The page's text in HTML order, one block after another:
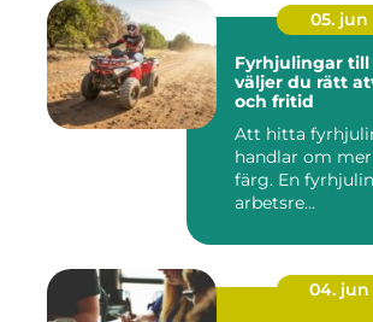
05. jun
Fyrhjulingar till
väljer du rätt
och fritid
Att hitta
handlar om
färg. En
arbetsre...
04. jun